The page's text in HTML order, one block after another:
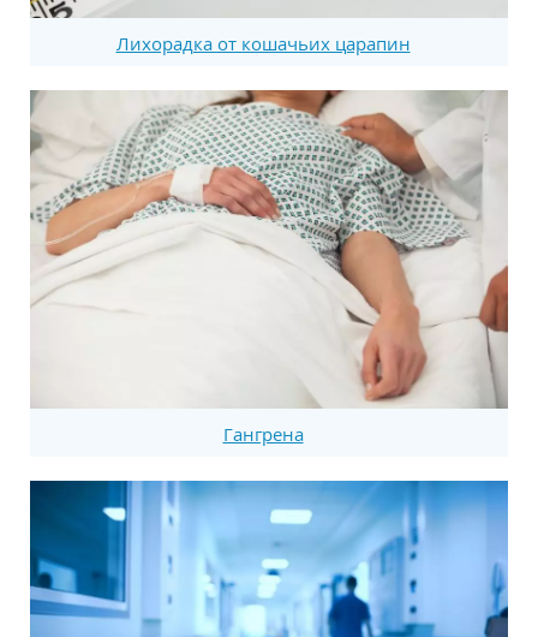
Лихорадка от кошачьих царапин
Гангрена